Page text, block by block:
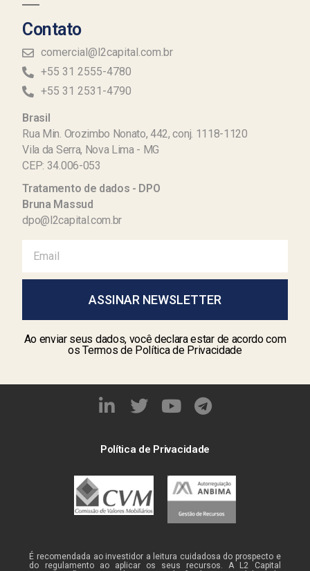
Contato
comercial@l2capital.com.br
+55 31 2555-4780
+55 31 2531-4790
Brasil
Rua Min. Orozimbo Nonato, 442, conj. 1118-1120
Vila da Serra, Nova Lima - MG
CEP: 34.006-053
Tratamento de dados - DPO
Bruna Massud
dpo@l2capital.com.br
ASSINAR NEWSLETTER
Ao enviar seus dados, você declara estar de acordo com
os Termos de Política de Privacidade
Política de Privacidade
É recomendada ao investidor a leitura cuidadosa do prospecto e
do regulamento ao aplicar os seus recursos. A L2 Capital